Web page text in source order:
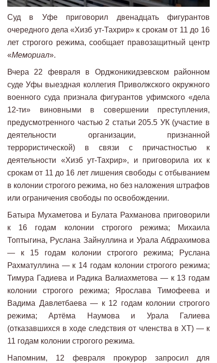
Суд в Уфе приговорил двенадцать фигурантов
очередного дела «Хизб ут-Тахрир» к срокам от 11 до 16
лет строгого режима, сообщает правозащитный центр
«Мемориал».
Вчера 22 февраля в Орджоникидзевском районном
суде Уфы выездная коллегия Приволжского окружного
военного суда признала фигурантов уфимского «дела
12-ти» виновными в совершении преступления,
предусмотренного частью 2 статьи 205.5 УК (участие в
деятельности организации, признанной
террористической) в связи с причастностью к
деятельности «Хизб ут-Тахрир», и приговорила их к
срокам от 11 до 16 лет лишения свободы с отбыванием
в колонии строгого режима, но без наложения штрафов
или ограничения свободы по освобождении.
Батыра Мухаметова и Булата Рахманова приговорили
к 16 годам колонии строгого режима; Михаила
Топтыгина, Руслана Зайнуллина и Урала Абдрахимова
— к 15 годам колонии строгого режима; Руслана
Рахматуллина — к 14 годам колонии строгого режима;
Тимура Гадиева и Радика Валиахметова — к 13 годам
колонии строгого режима; Ярослава Тимофеева и
Вадима Давлетбаева — к 12 годам колонии строгого
режима; Артёма Наумова и Урала Галиева
(отказавшихся в ходе следствия от членства в ХТ) — к
11 годам колонии строгого режима.
Напомним, 12 февраля прокурор запросил для